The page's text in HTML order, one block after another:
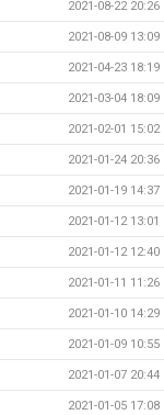
2021-08-22 20:26
2021-08-09 13:09
2021-04-23 18:19
2021-03-04 18:09
2021-02-01 15:02
2021-01-24 20:36
2021-01-19 14:37
2021-01-12 13:01
2021-01-12 12:40
2021-01-11 11:26
2021-01-10 14:29
2021-01-09 10:55
2021-01-07 20:44
2021-01-05 17:08